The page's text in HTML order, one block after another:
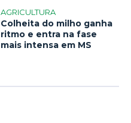
AGRICULTURA
Colheita do milho ganha
ritmo e entra na fase
mais intensa em MS